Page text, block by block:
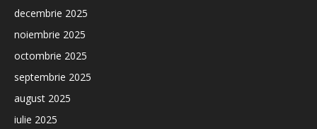
decembrie 2025
noiembrie 2025
octombrie 2025
septembrie 2025
august 2025
iulie 2025